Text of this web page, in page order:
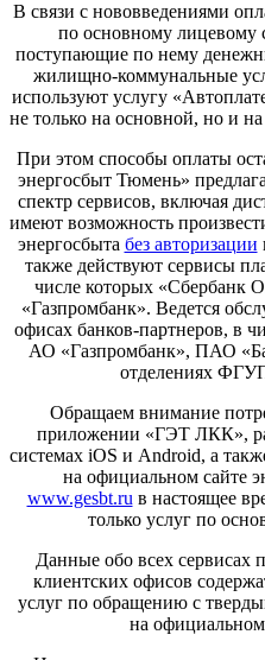
В связи с нововведениями
по основному лицевому
поступающие по нему
жилищно-коммунальные
используют услугу
не только на основной, но и
При этом способы оплаты
энергосбыт Тюмень»
спектр сервисов, включая
имеют возможность
энергосбыта без авторизации
также действуют сервисы
числе которых «Сбербанк
«Газпромбанк». Ведется
офисах банков-партнеров, в
АО «Газпромбанк», ПАО
отделениях
Обращаем внимание
приложении «ГЭТ ЛКК»,
системах iOS и Android, а
на официальном сайте
www.gesbt.ru в настоящее
только услуг по
Данные обо всех сервисах
клиентских офисов
услуг по обращению с
на